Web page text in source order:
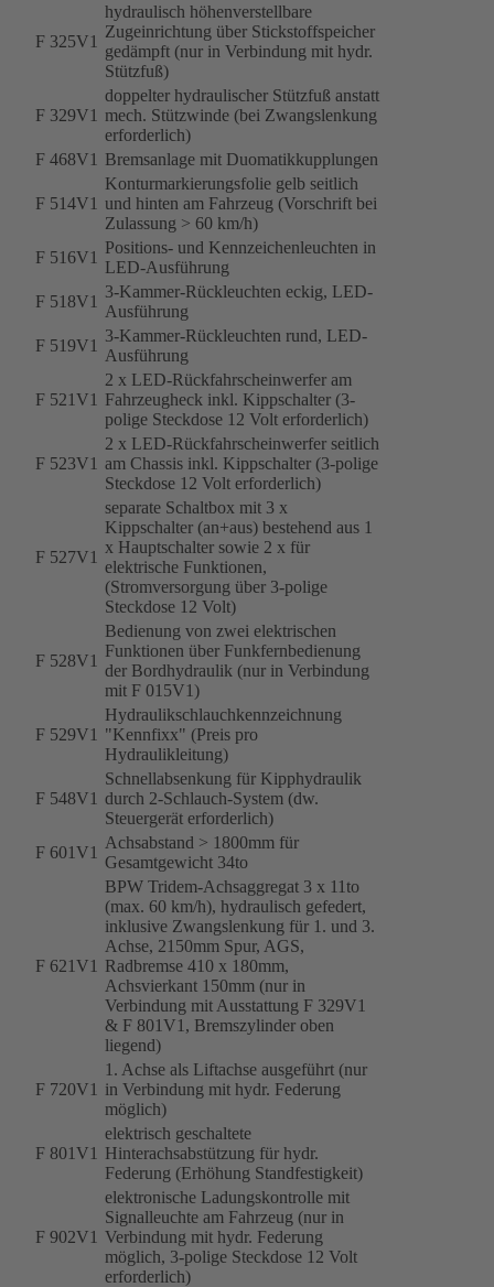
F 325V1
hydraulisch höhenverstellbare
Zugeinrichtung über Stickstoffspeicher
gedämpft (nur in Verbindung mit hydr.
Stützfuß)
F 329V1
doppelter hydraulischer Stützfuß anstatt
mech. Stützwinde (bei Zwangslenkung
erforderlich)
F 468V1 Bremsanlage mit Duomatikkupplungen
F 514V1
Konturmarkierungsfolie gelb seitlich
und hinten am Fahrzeug (Vorschrift bei
Zulassung > 60 km/h)
F 516V1
Positions- und Kennzeichenleuchten in
LED-Ausführung
F 518V1
3-Kammer-Rückleuchten eckig, LED-
Ausführung
F 519V1
3-Kammer-Rückleuchten rund, LED-
Ausführung
F 521V1
2 x LED-Rückfahrscheinwerfer am
Fahrzeugheck inkl. Kippschalter (3-
polige Steckdose 12 Volt erforderlich)
F 523V1
2 x LED-Rückfahrscheinwerfer seitlich
am Chassis inkl. Kippschalter (3-polige
Steckdose 12 Volt erforderlich)
F 527V1
separate Schaltbox mit 3 x
Kippschalter (an+aus) bestehend aus 1
x Hauptschalter sowie 2 x für
elektrische Funktionen,
(Stromversorgung über 3-polige
Steckdose 12 Volt)
F 528V1
Bedienung von zwei elektrischen
Funktionen über Funkfernbedienung
der Bordhydraulik (nur in Verbindung
mit F 015V1)
F 529V1
Hydraulikschlauchkennzeichnung
"Kennfixx" (Preis pro
Hydraulikleitung)
F 548V1
Schnellabsenkung für Kipphydraulik
durch 2-Schlauch-System (dw.
Steuergerät erforderlich)
F 601V1
Achsabstand > 1800mm für
Gesamtgewicht 34to
F 621V1
BPW Tridem-Achsaggregat 3 x 11to
(max. 60 km/h), hydraulisch gefedert,
inklusive Zwangslenkung für 1. und 3.
Achse, 2150mm Spur, AGS,
Radbremse 410 x 180mm,
Achsvierkant 150mm (nur in
Verbindung mit Ausstattung F 329V1
& F 801V1, Bremszylinder oben
liegend)
F 720V1
1. Achse als Liftachse ausgeführt (nur
in Verbindung mit hydr. Federung
möglich)
F 801V1
elektrisch geschaltete
Hinterachsabstützung für hydr.
Federung (Erhöhung Standfestigkeit)
F 902V1
elektronische Ladungskontrolle mit
Signalleuchte am Fahrzeug (nur in
Verbindung mit hydr. Federung
möglich, 3-polige Steckdose 12 Volt
erforderlich)